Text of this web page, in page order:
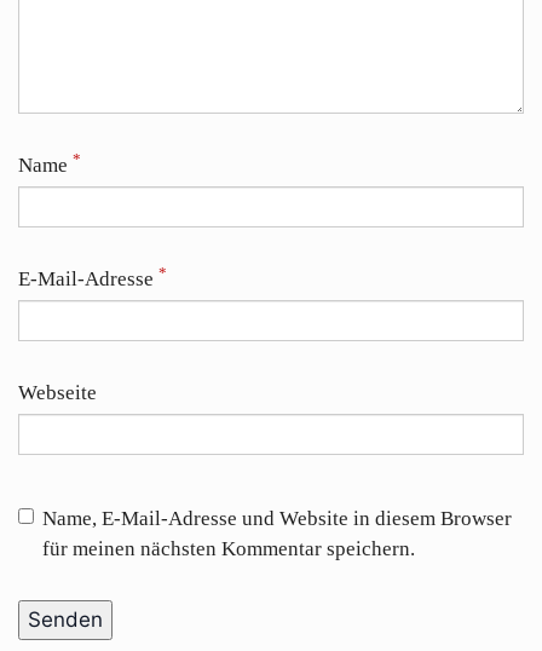
Name *
E-Mail-Adresse *
Webseite
Name, E-Mail-Adresse und Website in diesem Browser
für meinen nächsten Kommentar speichern.